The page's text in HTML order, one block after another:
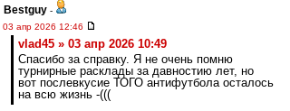
Bestguy -
03 апр 2026 12:46
vlad45 » 03 апр 2026 10:49
Спасибо за справку. Я не очень помню
турнирные расклады за давностию лет, но
вот послевкусие ТОГО антифутбола осталось
на всю жизнь -(((